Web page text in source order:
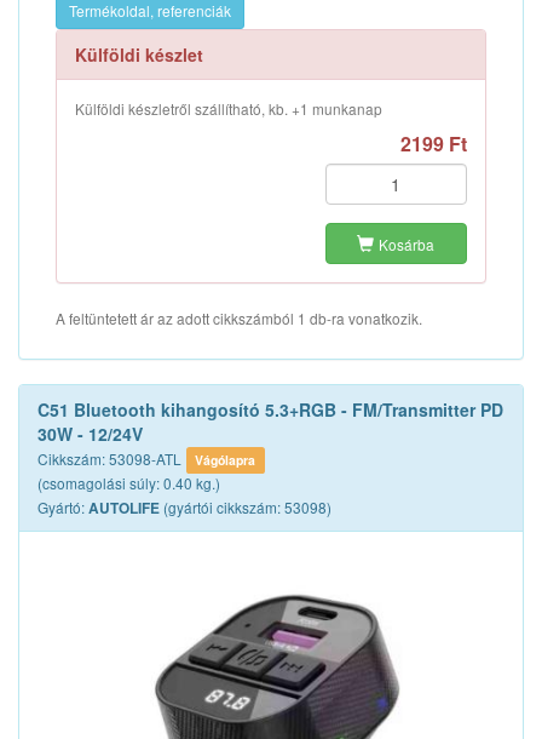
Termékoldal, referenciák
Külföldi készlet
Külföldi készletről szállítható, kb. +1 munkanap
2199 Ft
Kosárba
A feltüntetett ár az adott cikkszámból 1 db-ra vonatkozik.
C51 Bluetooth kihangosító 5.3+RGB - FM/Transmitter PD
30W - 12/24V
Cikkszám: 53098-ATL Vágólapra
(csomagolási súly: 0.40 kg.)
Gyártó:AUTOLIFE (gyártói cikkszám: 53098)